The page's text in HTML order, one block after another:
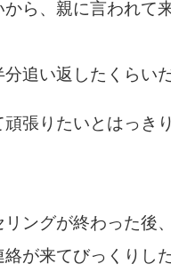
から、親に言われて
追い返したくらい
頑張りたいとはっき
リングが終わった後、
絡が来てびっくりし